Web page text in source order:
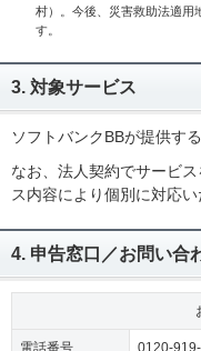
村）。今後、災害救助法適用
す。
3. 対象サービス
ソフトバンクBBが提供す
なお、法人契約でサービ
ス内容により個別に対応い
4. 申告窓口／お問い合
電話番号 0120-919-